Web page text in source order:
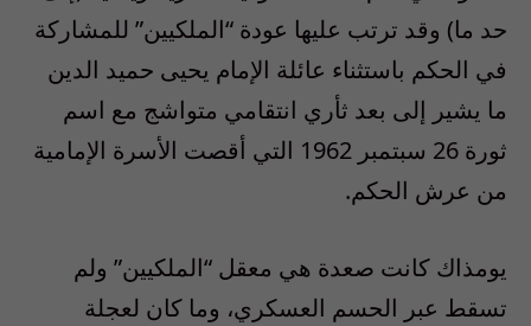
حد ما) وقد ترتب عليها عودة “الملكيين” للمشاركة
في الحكم باستثناء عائلة الإمام يحيى حميد الدين
ما يشير إلى بعد ثأري انتقامي متواشج مع اسم
ثورة 26 سبتمبر 1962 التي أقصت الأسرة الإمامية
من عرش الحكم.
يومذاك كانت صعدة هي معقل “الملكيين” ولم
تسقط عبر الحسم العسكري، وما كان لعجلة